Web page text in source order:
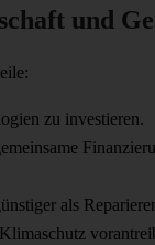
und
zu investieren.
als